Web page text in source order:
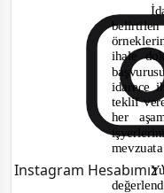
Instagram Hesabımız
belirtilen
ihale
idarece
teklif
her